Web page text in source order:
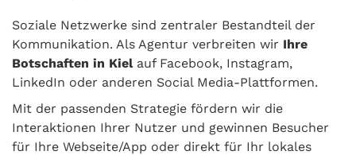
Soziale Netzwerke sind zentraler Bestandteil der
Kommunikation. Als Agentur verbreiten wir Ihre
Botschaften in Kielauf Facebook, Instagram,
LinkedIn oder anderen Social Media-Plattformen.
Mit der passenden Strategie fördern wir die
Interaktionen Ihrer Nutzer und gewinnen Besucher
für Ihre Webseite/App oder direkt für Ihr lokales